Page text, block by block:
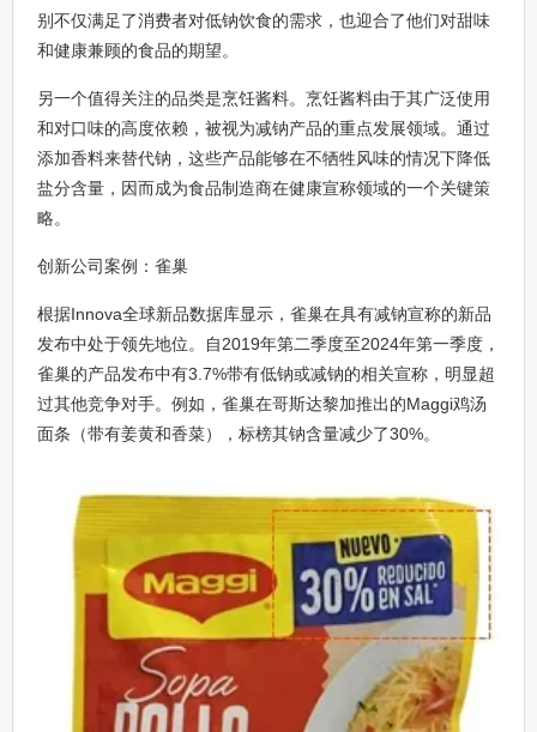
别不仅满足了消费者对低钠饮食的需求，也迎合了他们对甜味
和健康兼顾的食品的期望。
另一个值得关注的品类是烹饪酱料。烹饪酱料由于其广泛使用
和对口味的高度依赖，被视为减钠产品的重点发展领域。通过
添加香料来替代钠，这些产品能够在不牺牲风味的情况下降低
盐分含量，因而成为食品制造商在健康宣称领域的一个关键策
略。
创新公司案例：雀巢
根据Innova全球新品数据库显示，雀巢在具有减钠宣称的新品
发布中处于领先地位。自2019年第二季度至2024年第一季度，
雀巢的产品发布中有3.7%带有低钠或减钠的相关宣称，明显超
过其他竞争对手。例如，雀巢在哥斯达黎加推出的Maggi鸡汤
面条（带有姜黄和香菜），标榜其钠含量减少了30%。